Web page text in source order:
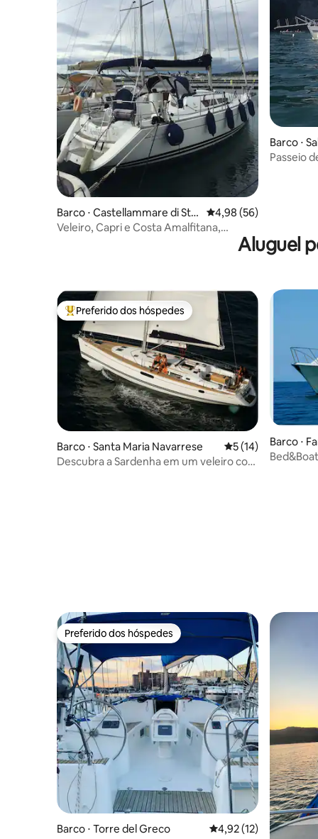
Barco ⋅ Castellammare di Sta
bia
4,98 de uma avaliação
4,98 (56)
Veleiro, Capri e Costa Amalfitana,
Barco ⋅
Passeio
Aluguel
Entre os melhores preferidos dos hóspedes
Preferido dos hóspedes
Barco ⋅ Santa Maria Navarrese 5 de uma
5 (14)
Descubra a Sardenha em um veleiro com
Barco ⋅
Preferido dos hóspedes
Preferido dos hóspedes
Barco ⋅ Torre del Greco 4,92 de uma
4,92 (12)